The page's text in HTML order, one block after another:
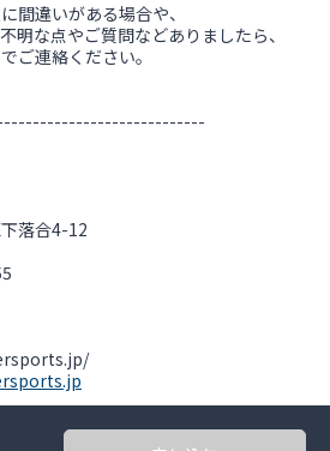
間違いがある場合や、
明な点やご質問などありましたら、
ご連絡ください。
落合4-12